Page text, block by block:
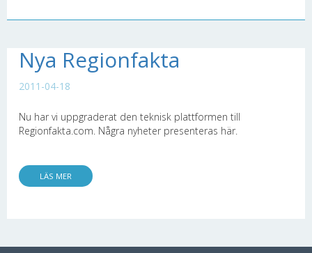
Nya Regionfakta
2011-04-18
Nu har vi uppgraderat den teknisk plattformen till
Regionfakta.com. Några nyheter presenteras här.
LÄS MER